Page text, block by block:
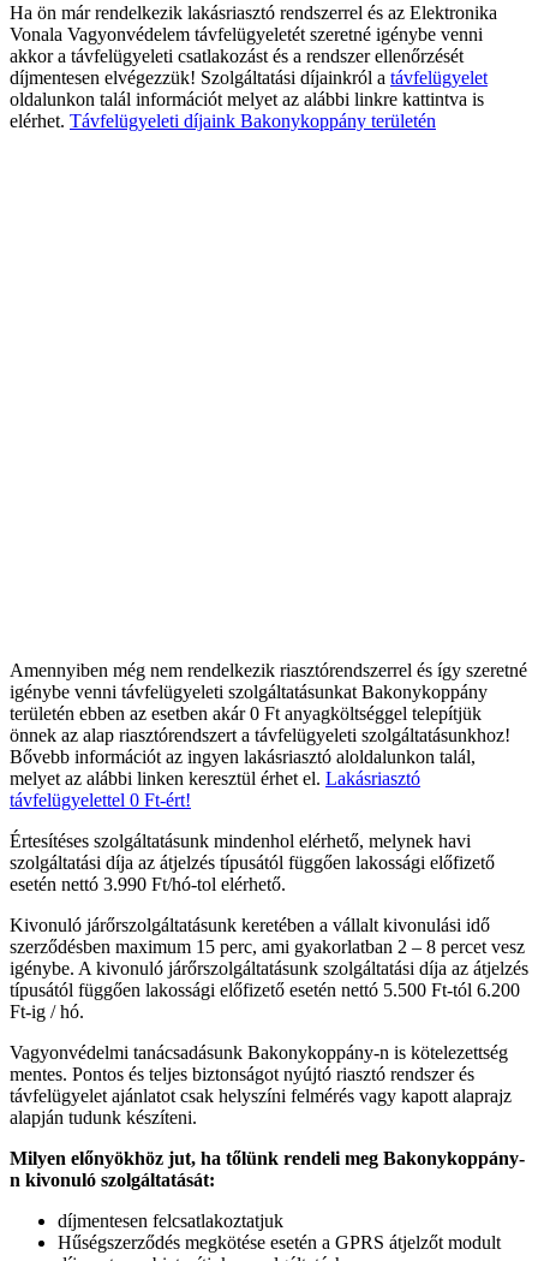
Ha ön már rendelkezik lakásriasztó rendszerrel és az Elektronika
Vonala Vagyonvédelem távfelügyeletét szeretné igénybe venni
akkor a távfelügyeleti csatlakozást és a rendszer ellenőrzését
díjmentesen elvégezzük! Szolgáltatási díjainkról a távfelügyelet
oldalunkon talál információt melyet az alábbi linkre kattintva is
elérhet. Távfelügyeleti díjaink Bakonykoppány területén
Amennyiben még nem rendelkezik riasztórendszerrel és így szeretné
igénybe venni távfelügyeleti szolgáltatásunkat Bakonykoppány
területén ebben az esetben akár 0 Ft anyagköltséggel telepítjük
önnek az alap riasztórendszert a távfelügyeleti szolgáltatásunkhoz!
Bővebb információt az ingyen lakásriasztó aloldalunkon talál,
melyet az alábbi linken keresztül érhet el. Lakásriasztó
távfelügyelettel 0 Ft-ért!
Értesítéses szolgáltatásunk mindenhol elérhető, melynek havi
szolgáltatási díja az átjelzés típusától függően lakossági előfizető
esetén nettó 3.990 Ft/hó-tol elérhető.
Kivonuló járőrszolgáltatásunk keretében a vállalt kivonulási idő
szerződésben maximum 15 perc, ami gyakorlatban 2 – 8 percet vesz
igénybe. A kivonuló járőrszolgáltatásunk szolgáltatási díja az átjelzés
típusától függően lakossági előfizető esetén nettó 5.500 Ft-tól 6.200
Ft-ig / hó.
Vagyonvédelmi tanácsadásunk Bakonykoppány-n is kötelezettség
mentes. Pontos és teljes biztonságot nyújtó riasztó rendszer és
távfelügyelet ajánlatot csak helyszíni felmérés vagy kapott alaprajz
alapján tudunk készíteni.
Milyen előnyökhöz jut, ha tőlünk rendeli meg Bakonykoppány-
n kivonuló szolgáltatását:
díjmentesen felcsatlakoztatjuk
Hűségszerződés megkötése esetén a GPRS átjelzőt modult